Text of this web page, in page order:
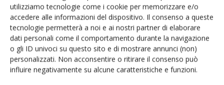
utilizziamo tecnologie come i cookie per memorizzare e/o
accedere alle informazioni del dispositivo. Il consenso a queste
tecnologie permetterà a noi e ai nostri partner di elaborare
dati personali come il comportamento durante la navigazione
o gli ID univoci su questo sito e di mostrare annunci (non)
personalizzati. Non acconsentire o ritirare il consenso può
influire negativamente su alcune caratteristiche e funzioni.
E-magazine
Tecniche, prodotti e servizi dalle aziende